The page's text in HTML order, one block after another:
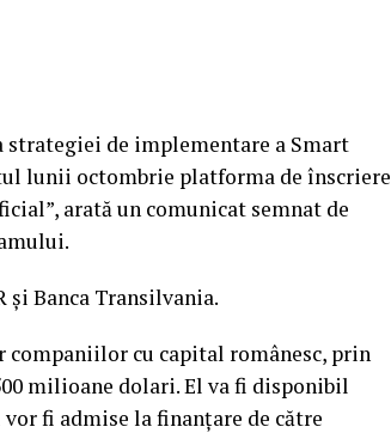
strategiei de implementare a Smart
lunii octombrie platforma de înscriere
arată un comunicat semnat de
şi Banca Transilvania.
companiilor cu capital românesc, prin
milioane dolari. El va fi disponibil
fi admise la finanţare de către